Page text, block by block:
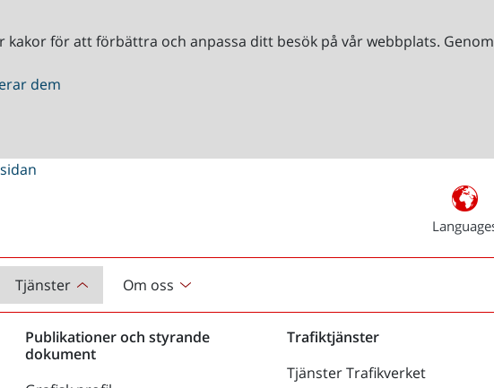
kakor för att förbättra och anpassa ditt besök på vår webbplats.
dem
Tjänster Om oss
Publikationer och styrande
dokument
Trafiktjänster
Tjänster Trafikverket